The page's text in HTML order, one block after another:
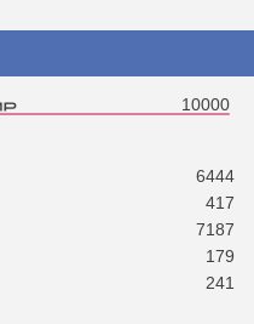
10000
6444
417
7187
179
241